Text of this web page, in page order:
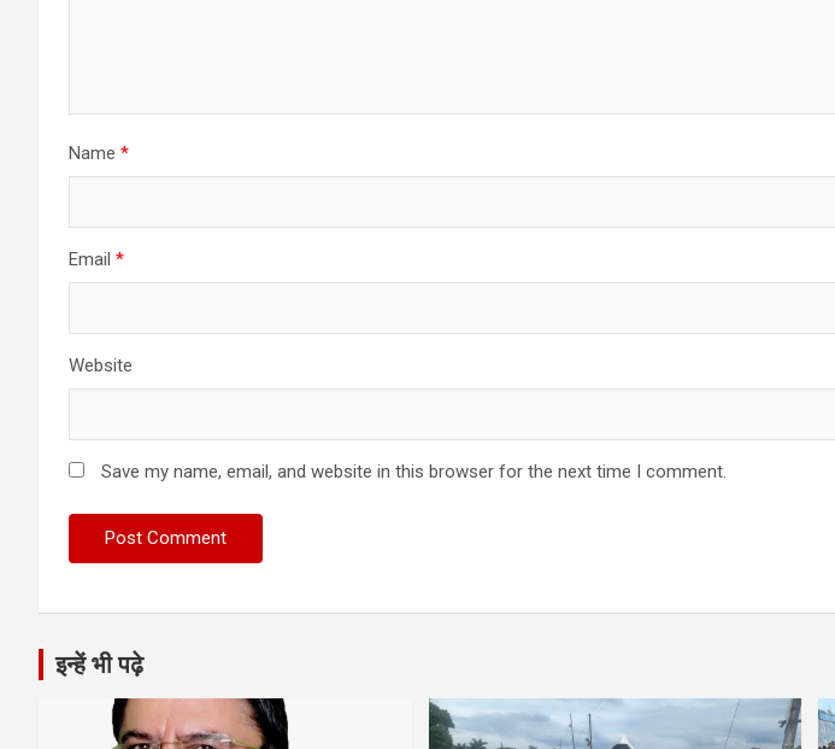
Name *
Email *
Website
Save my name, email, and website in this browser for the next time I comment.
इन्हें भी पढ़े